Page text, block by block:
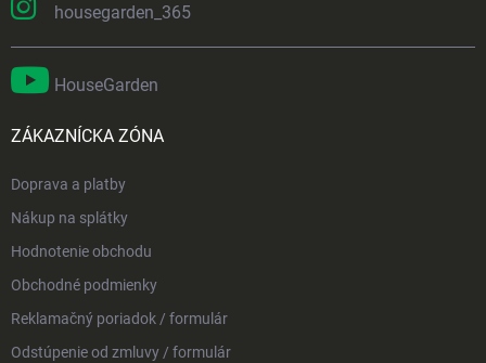
housegarden_365
HouseGarden
ZÁKAZNÍCKA ZÓNA
Doprava a platby
Nákup na splátky
Hodnotenie obchodu
Obchodné podmienky
Reklamačný poriadok / formulár
Odstúpenie od zmluvy / formulár